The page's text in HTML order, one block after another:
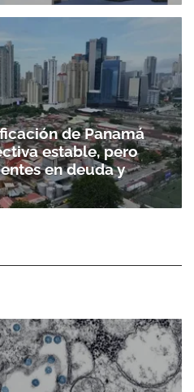
de Panamá
estable, pero
en deuda y